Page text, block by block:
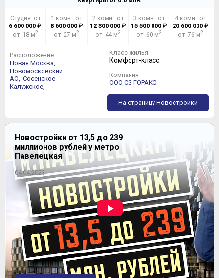
Студия от
6 600 000 ₽
от 18 м2
1 комн. от
8 600 000₽
от 27 м2
2 комн. от
12 300 000₽
от 44 м2
3 комн. от
15 500 000 ₽
от 60 м2
4 комн. от
20 600 000₽
от 76 м2
Расположение
Новая Москва,
Новомосковский
АО, Сосенское
Калужское,
Класс жилья
Комфорт-класс
Компания
ООО СЗ ГОРАКС
На страницу Новостройки
Новостройки от 13,5 до 239
миллионов рублей у метро
Павелецкая
04.04.2023